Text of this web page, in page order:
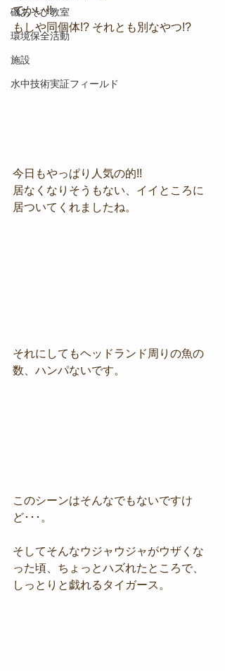
磯あそび教室
環境保全活動
施設
水中技術実証フィールド
でかい!!
もしや同個体!? それとも別なやつ!?
今日もやっぱり人気の的!!
居なくなりそうもない、イイところに
居ついてくれましたね。
それにしてもヘッドランド周りの魚の
数、ハンパないです。
このシーンはそんなでもないですけ
ど･･･。
そしてそんなウジャウジャがウザくな
った頃、ちょっとハズれたところで、
しっとりと戯れるタイガース。